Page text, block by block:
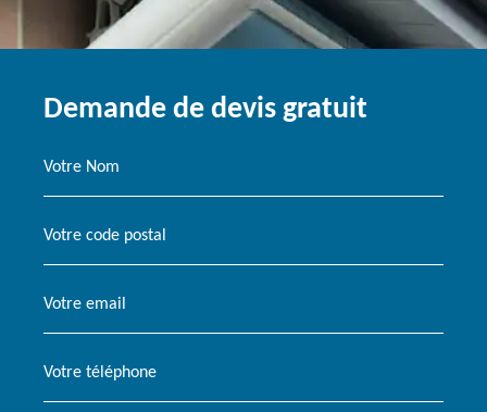
Demande de devis gratuit